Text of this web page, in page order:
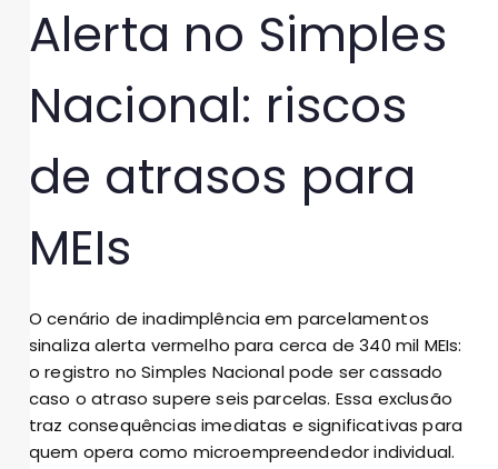
Alerta no Simples
Nacional: riscos
de atrasos para
MEIs
O cenário de inadimplência em parcelamentos
sinaliza alerta vermelho para cerca de 340 mil MEIs:
o registro no Simples Nacional pode ser cassado
caso o atraso supere seis parcelas. Essa exclusão
traz consequências imediatas e significativas para
quem opera como microempreendedor individual.